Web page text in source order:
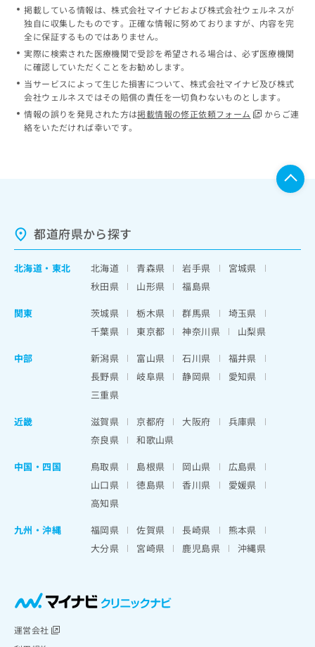
掲載している情報は、株式会社マイナビおよび株式会社ウェルネスが
独自に収集したものです。正確な情報に努めておりますが、内容を完
全に保証するものではありません。
実際に検索された医療機関で受診を希望される場合は、必ず医療機関
に確認していただくことをお勧めします。
当サービスによって生じた損害について、株式会社マイナビ及び株式
会社ウェルネスではその賠償の責任を一切負わないものとします。
情報の誤りを発見された方は掲載情報の修正依頼フォーム
からご連
絡をいただければ幸いです。
都道府県から探す
北海道 ・ 東北 北海道 青森県 岩手県
宮城県
秋田県
山形県
福島県
関東
茨城県 栃木県 群馬県
埼玉県
千葉県
東京都 神奈川県
山梨県
中部
新潟県 富山県 石川県
福井県
長野県
岐阜県 静岡県
愛知県
三重県
近畿
滋賀県 京都府 大阪府
兵庫県
奈良県
和歌山県
中国・四国
鳥取県 島根県 岡山県
広島県
山口県
徳島県 香川県
愛媛県
高知県
九州・沖縄
福岡県 佐賀県 長崎県
熊本県
大分県
宮崎県 鹿児島県 沖縄県
運営会社